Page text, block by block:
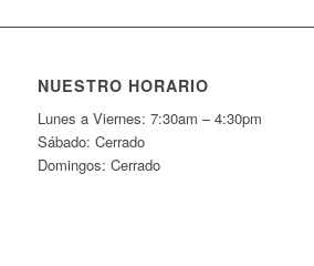
NUESTRO HORARIO
Lunes a Viernes: 7:30am – 4:30pm
Sábado: Cerrado
Domingos: Cerrado